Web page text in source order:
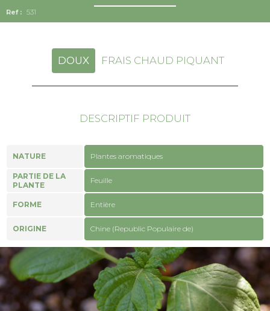
531
DOUX FRAIS CHAUD PIQUANT
DESCRIPTIF PRODUIT
NATURE Plantes aromatiques
PARTIE DE LA
PLANTE
Feuille
FORME Entière
ORIGINE Chine (Republic Populaire de)